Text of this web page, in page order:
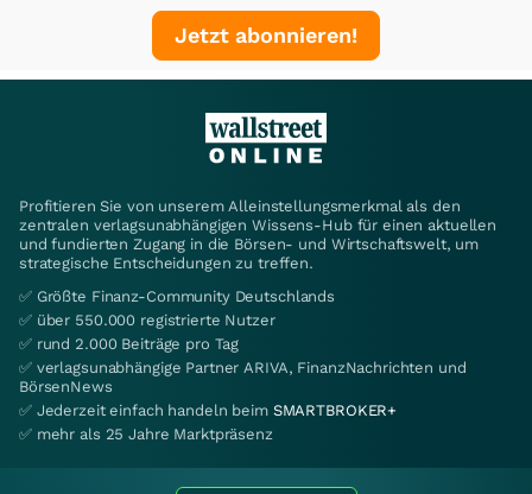
Jetzt abonnieren!
Profitieren Sie von unserem Alleinstellungsmerkmal als den
zentralen verlagsunabhängigen Wissens-Hub für einen aktuellen
und fundierten Zugang in die Börsen- und Wirtschaftswelt, um
strategische Entscheidungen zu treffen.
✅ Größte Finanz-Community Deutschlands
✅ über 550.000 registrierte Nutzer
✅ rund 2.000 Beiträge pro Tag
✅ verlagsunabhängige Partner ARIVA, FinanzNachrichten und
BörsenNews
✅ Jederzeit einfach handeln beim SMARTBROKER+
✅ mehr als 25 Jahre Marktpräsenz